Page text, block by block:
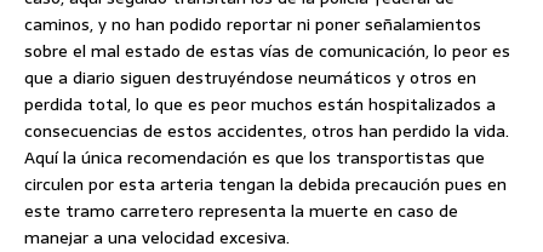
caminos, y no han podido reportar ni poner señalamientos
sobre el mal estado de estas vías de comunicación, lo peor es
que a diario siguen destruyéndose neumáticos y otros en
perdida total, lo que es peor muchos están hospitalizados a
consecuencias de estos accidentes, otros han perdido la vida.
Aquí la única recomendación es que los transportistas que
circulen por esta arteria tengan la debida precaución pues en
este tramo carretero representa la muerte en caso de
manejar a una velocidad excesiva.